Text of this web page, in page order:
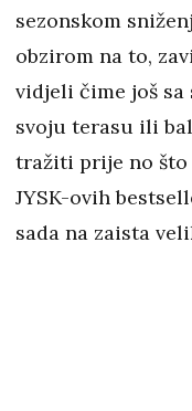
sezonskom
obzirom na to,
vidjeli čime još sa
svoju terasu ili
tražiti prije no što
JYSK-ovih
sada na zaista